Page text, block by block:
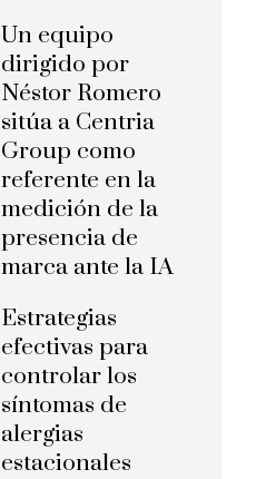
Un equipo
dirigido por
Néstor Romero
sitúa a Centria
Group como
referente en la
medición de la
presencia de
marca ante la IA
Estrategias
efectivas para
controlar los
síntomas de
alergias
estacionales